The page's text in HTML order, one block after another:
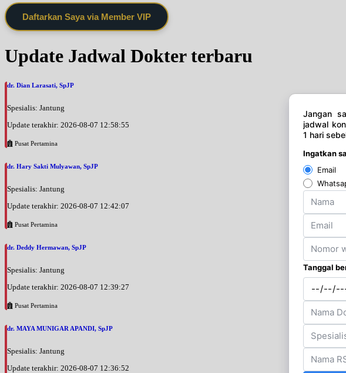
Daftarkan Saya via Member VIP
Update Jadwal Dokter terbaru
dr. Dian Larasati, SpJP
Spesialis: Jantung
Update terakhir: 2026-08-07 12:58:55
Pusat Pertamina
dr. Hary Sakti Mulyawan, SpJP
Spesialis: Jantung
Update terakhir: 2026-08-07 12:42:07
Pusat Pertamina
dr. Deddy Hermawan, SpJP
Spesialis: Jantung
Update terakhir: 2026-08-07 12:39:27
Pusat Pertamina
dr. MAYA MUNIGAR APANDI, SpJP
Spesialis: Jantung
Update terakhir: 2026-08-07 12:36:52